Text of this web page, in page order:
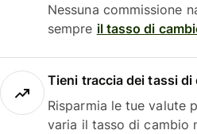
Nessuna commissione
sempre il tasso di
Tieni traccia dei tassi
Risparmia le tue valute
varia il tasso di cambio